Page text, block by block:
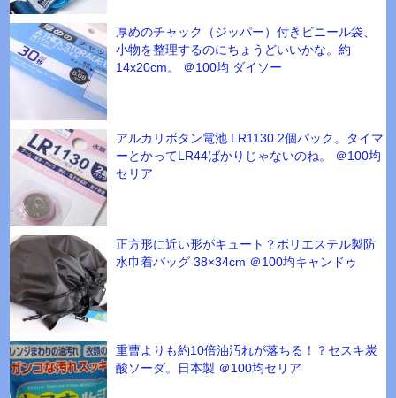
厚めのチャック（ジッパー）付きビニール袋、
小物を整理するのにちょうどいいかな。約
14x20cm。 ＠100均 ダイソー
アルカリボタン電池 LR1130 2個パック。タイマ
ーとかってLR44ばかりじゃないのね。 ＠100均
セリア
正方形に近い形がキュート？ポリエステル製防
水巾着バッグ 38×34cm ＠100均キャンドゥ
重曹よりも約10倍油汚れが落ちる！？セスキ炭
酸ソーダ。日本製 ＠100均セリア